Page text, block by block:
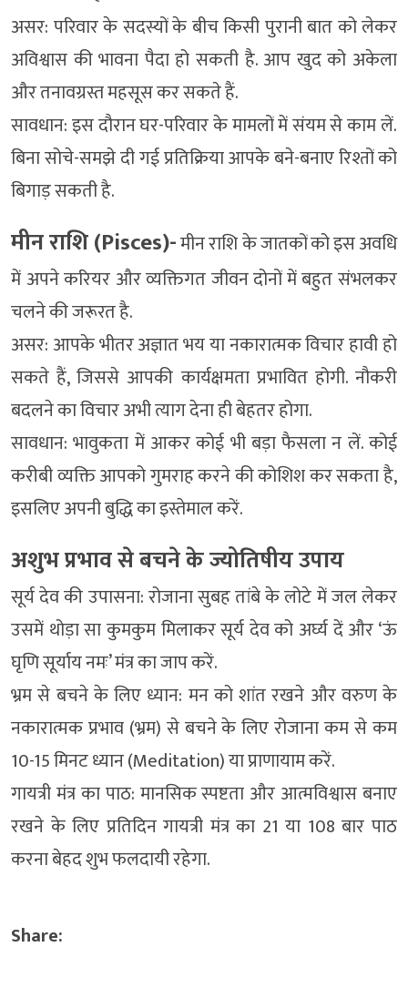
असर: परिवार के सदस्यों के बीच किसी पुरानी बात को लेकर
अविश्वास की भावना पैदा हो सकती है. आप खुद को अकेला
और तनावग्रस्त महसूस कर सकते हैं.
सावधान: इस दौरान घर-परिवार के मामलों में संयम से काम लें.
बिना सोचे-समझे दी गई प्रतिक्रिया आपके बने-बनाए रिश्तों को
बिगाड़ सकती है.
मीन राशि (Pisces)-मीन राशि के जातकों को इस अवधि
में अपने करियर और व्यक्तिगत जीवन दोनों में बहुत संभलकर
चलने की जरूरत है.
असर: आपके भीतर अज्ञात भय या नकारात्मक विचार हावी हो
सकते हैं, जिससे आपकी कार्यक्षमता प्रभावित होगी. नौकरी
बदलने का विचार अभी त्याग देना ही बेहतर होगा.
सावधान: भावुकता में आकर कोई भी बड़ा फैसला न लें. कोई
करीबी व्यक्ति आपको गुमराह करने की कोशिश कर सकता है,
इसलिए अपनी बुद्धि का इस्तेमाल करें.
अशुभ प्रभाव से बचने के ज्योतिषीय उपाय
सूर्य देव की उपासना: रोजाना सुबह तांबे के लोटे में जल लेकर
उसमें थोड़ा सा कुमकुम मिलाकर सूर्य देव को अर्घ्य दें और ‘ऊं
घृणि सूर्याय नमः’ मंत्र का जाप करें.
भ्रम से बचने के लिए ध्यान: मन को शांत रखने और वरुण के
नकारात्मक प्रभाव (भ्रम) से बचने के लिए रोजाना कम से कम
10-15 मिनट ध्यान (Meditation) या प्राणायाम करें.
गायत्री मंत्र का पाठ: मानसिक स्पष्टता और आत्मविश्वास बनाए
रखने के लिए प्रतिदिन गायत्री मंत्र का 21 या 108 बार पाठ
करना बेहद शुभ फलदायी रहेगा.
Share: